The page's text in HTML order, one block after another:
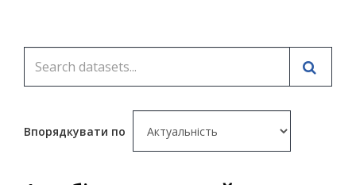
Впорядкувати по